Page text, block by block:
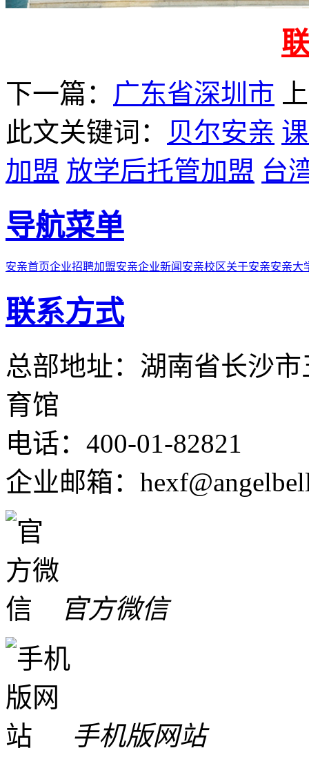
下一篇： 广东省深圳市
此文关键词：
贝尔安亲
加盟 放学后托管加盟 台
导航菜单
安亲首页企业招聘加盟安亲企业新闻 安亲校区关于安亲安亲大
联系方式
总部地址：湖南省长沙
育馆
电话：400-01-82821
企业邮箱：
官方微信
手机版网站